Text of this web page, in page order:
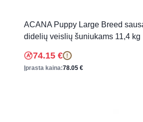
ACANA Puppy Large Breed
didelių veislių šuniukams 11,4 kg
74.15 € !
Įprasta kaina:78.05 €